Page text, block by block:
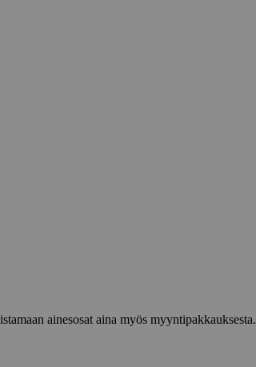
ainesosat aina myös myyntipakkauksesta.